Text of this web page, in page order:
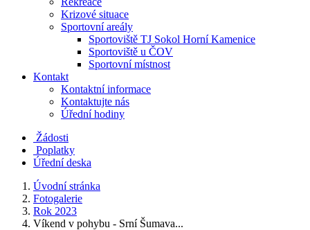
Krizové situace
Sportovní areály
Sportoviště TJ Sokol Horní Kamenice
Sportoviště u ČOV
Sportovní místnost
Kontakt
Kontaktní informace
Kontaktujte nás
Úřední hodiny
Žádosti
Poplatky
Úřední deska
Úvodní stránka
Fotogalerie
Rok 2023
Víkend v pohybu - Srní Šumava...